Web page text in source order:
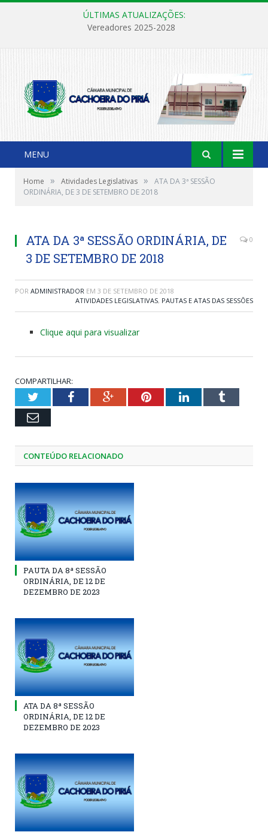
ÚLTIMAS ATUALIZAÇÕES:
Vereadores 2025-2028
MENU
Home » Atividades Legislativas »
ATA DA 3ª SESSÃO
ORDINÁRIA, DE 3 DE SETEMBRO DE 2018
ATA DA 3ª SESSÃO ORDINÁRIA, DE
3 DE SETEMBRO DE 2018
0
POR ADMINISTRADOR EM 3 DE SETEMBRO DE 2018
ATIVIDADES LEGISLATIVAS, PAUTAS E ATAS DAS SESSÕES
Clique aqui para visualizar
COMPARTILHAR:
TwitterFacebookGoogle+PinterestLinkedInTumblr
Email
CONTEÚDO RELACIONADO
PAUTA DA 8ª SESSÃO
ORDINÁRIA, DE 12 DE
DEZEMBRO DE 2023
ATA DA 8ª SESSÃO
ORDINÁRIA, DE 12 DE
DEZEMBRO DE 2023